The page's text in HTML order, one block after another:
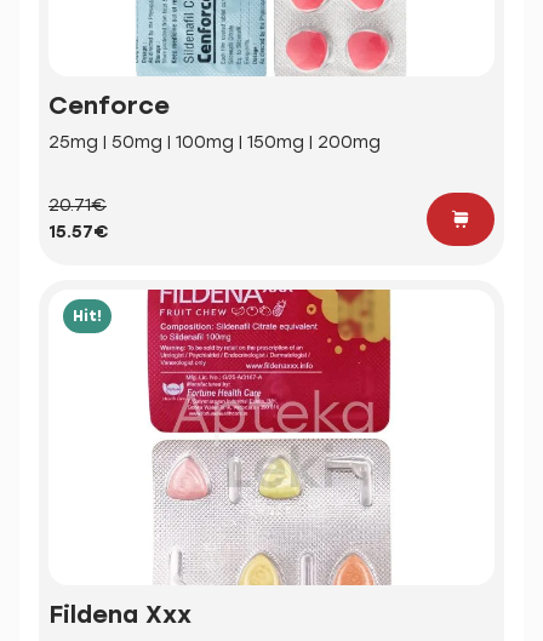
Cenforce
25mg | 50mg | 100mg | 150mg | 200mg
20.71€
15.57€
Hit!
Fildena Xxx